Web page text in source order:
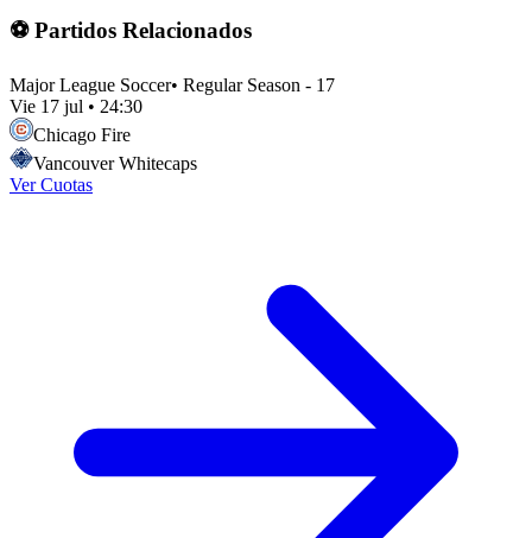
⚽ Partidos Relacionados
Major League Soccer• Regular Season - 17
Vie 17 jul • 24:30
Chicago Fire
Vancouver Whitecaps
Ver Cuotas